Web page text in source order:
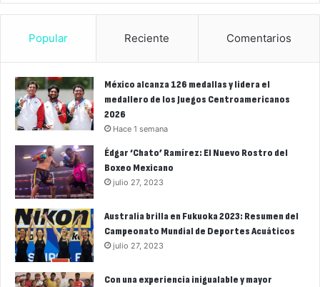
Popular Reciente Comentarios
México alcanza 126 medallas y lidera el
medallero de los Juegos Centroamericanos
2026
Hace 1 semana
Édgar ‘Chato’ Ramírez: El Nuevo Rostro del
Boxeo Mexicano
julio 27, 2023
Australia brilla en Fukuoka 2023: Resumen del
Campeonato Mundial de Deportes Acuáticos
julio 27, 2023
Con una experiencia inigualable y mayor